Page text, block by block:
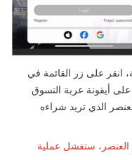
انقر على زر القائمة في
على أيقونة عربة التسوق
الذي تريد شراءه
العنصر، ستفشل عملية